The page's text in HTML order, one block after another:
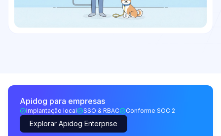
Apidog para empresas
Implantação local SSO & RBAC Conforme SOC 2
Explorar Apidog Enterprise